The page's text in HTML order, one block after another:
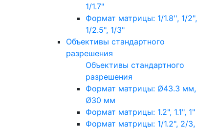
1/1.7"
Формат матрицы: 1/1.8'', 1/2",
1/2.5", 1/3"
Объективы стандартного
разрешения
Объективы стандартного
разрешения
Формат матрицы: Ø43.3 мм,
Ø30 мм
Формат матрицы: 1.2", 1.1", 1"
Формат матрицы: 1/1.2", 2/3,